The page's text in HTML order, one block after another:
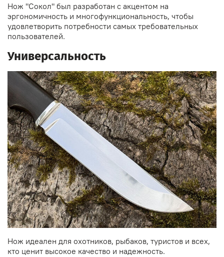
Нож "Сокол" был разработан с акцентом на
эргономичность и многофункциональность, чтобы
удовлетворить потребности самых требовательных
пользователей.
Универсальность
Нож идеален для охотников, рыбаков, туристов и всех,
кто ценит высокое качество и надежность.